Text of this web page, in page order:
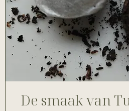
De smaak van